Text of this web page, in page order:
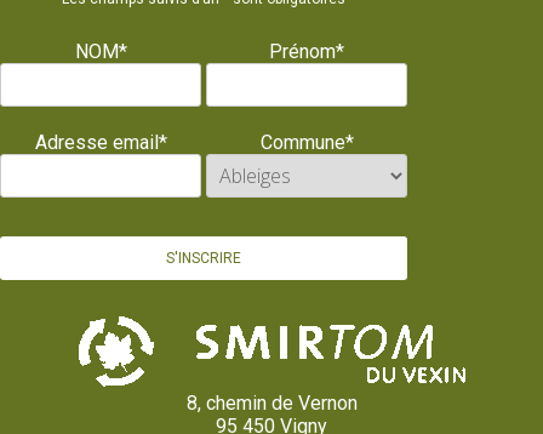
NOM* Prénom*
Adresse email* Commune*
8, chemin de Vernon
95 450 Vigny